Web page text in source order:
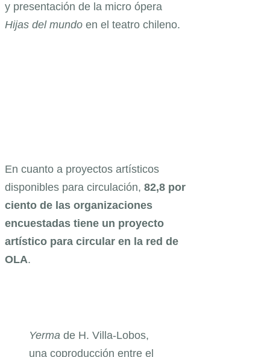
y presentación de la micro ópera
Hijas del mundo en el teatro chileno.
En cuanto a proyectos artísticos
disponibles para circulación, 82,8 por
ciento de las organizaciones
encuestadas tiene un proyecto
artístico para circular en la red de
OLA.
Yerma de H. Villa-Lobos,
una coproducción entre el